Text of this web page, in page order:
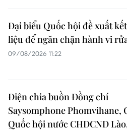
Đại biểu Quốc hội đề xuất
liệu để ngăn chặn hành vi
09/08/2026 11:22
Điện chia buồn Đồng chí
Saysomphone Phomvihane,
Quốc hội nước CHDCND